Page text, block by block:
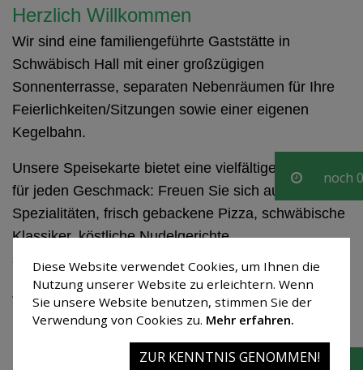
Diese Website verwendet Cookies, um Ihnen die
Nutzung unserer Website zu erleichtern. Wenn
Sie unsere Website benutzen, stimmen Sie der
Verwendung von Cookies zu. Mehr erfahren.
ZUR KENNTNIS GENOMMEN!
noch
Herzlich Willkommen
Wir sind eine familiengeführte Gaststätte in
Schwäbisch Hall mit einer großzügigen
Sonnenterrasse, separaten Nebenräumen für Ihre
Feierlichkeiten/Sitzungen sowie einer eigenen
Kegelbahn.
Unsere Speisekarte bietet eine vielfältige Auswahl
für jeden Geschmack: Freuen Sie sich auf indische
Spezialitäten, frisch gebackene Pizza, schwäbische
Klassiker, köstliche Nudelgerichte
sowie vegetarische und vegane Gerichte.
Jeden Sonntag verwöhnen wir Sie außerdem mit
hausgemachten Kuchen und Torten aus unserer
Kuchentheke – frisch zubereitet von unserem